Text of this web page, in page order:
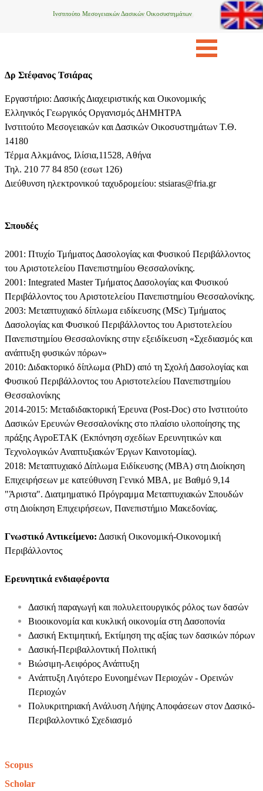
Ινστιτούτο Μεσογειακών Δασικών Οικοσυστημάτων
Δρ Στέφανος Τσιάρας
Εργαστήριο: Δασικής Διαχειριστικής και Οικονομικής
Ελληνικός Γεωργικός Οργανισμός ΔΗΜΗΤΡΑ
Ινστιτούτο Μεσογειακών και Δασικών Οικοσυστημάτων Τ.Θ.
14180
Τέρμα Αλκμάνος, Ιλίσια,11528, Αθήνα
Τηλ. 210 77 84 850 (εσωτ 126)
Διεύθυνση ηλεκτρονικού ταχυδρομείου: stsiaras@fria.gr
Σπουδές
2001: Πτυχίο Τμήματος Δασολογίας και Φυσικού Περιβάλλοντος
του Αριστοτελείου Πανεπιστημίου Θεσσαλονίκης.
2001: Integrated Master Τμήματος Δασολογίας και Φυσικού
Περιβάλλοντος του Αριστοτελείου Πανεπιστημίου Θεσσαλονίκης.
2003: Μεταπτυχιακό δίπλωμα ειδίκευσης (MSc) Τμήματος
Δασολογίας και Φυσικού Περιβάλλοντος του Αριστοτελείου
Πανεπιστημίου Θεσσαλονίκης στην εξειδίκευση «Σχεδιασμός και
ανάπτυξη φυσικών πόρων»
2010: Διδακτορικό δίπλωμα (PhD) από τη Σχολή Δασολογίας και
Φυσικού Περιβάλλοντος του Αριστοτελείου Πανεπιστημίου
Θεσσαλονίκης
2014-2015: Μεταδιδακτορική Έρευνα (Post-Doc) στο Ινστιτούτο
Δασικών Ερευνών Θεσσαλονίκης στο πλαίσιο υλοποίησης της
πράξης ΑγροΕΤΑΚ (Εκπόνηση σχεδίων Ερευνητικών και
Τεχνολογικών Αναπτυξιακών Έργων Καινοτομίας).
2018: Μεταπτυχιακό Δίπλωμα Ειδίκευσης (MBA) στη Διοίκηση
Επιχειρήσεων με κατεύθυνση Γενικό ΜΒΑ, με Βαθμό 9,14
"Άριστα". Διατμηματικό Πρόγραμμα Μεταπτυχιακών Σπουδών
στη Διοίκηση Επιχειρήσεων, Πανεπιστήμιο Μακεδονίας.
Γνωστικό Αντικείμενο: Δασική Οικονομική-Οικονομική
Περιβάλλοντος
Ερευνητικά ενδιαφέροντα
Δασική παραγωγή και πολυλειτουργικός ρόλος των δασών
Βιοοικονομία και κυκλική οικονομία στη Δασοπονία
Δασική Εκτιμητική, Εκτίμηση της αξίας των δασικών πόρων
Δασική-Περιβαλλοντική Πολιτική
Βιώσιμη-Αειφόρος Ανάπτυξη
Ανάπτυξη Λιγότερο Ευνοημένων Περιοχών - Ορεινών
Περιοχών
Πολυκριτηριακή Ανάλυση Λήψης Αποφάσεων στον Δασικό-
Περιβαλλοντικό Σχεδιασμό
Scopus
Scholar